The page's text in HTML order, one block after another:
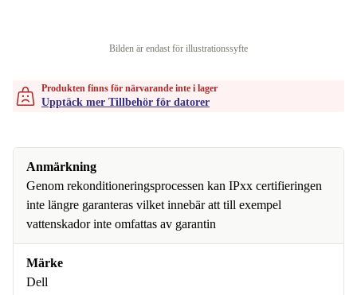
Bilden är endast för illustrationssyfte
Produkten finns för närvarande inte i lager
Upptäck mer Tillbehör för datorer
Anmärkning
Genom rekonditioneringsprocessen kan IPxx certifieringen
inte längre garanteras vilket innebär att till exempel
vattenskador inte omfattas av garantin
Märke
Dell